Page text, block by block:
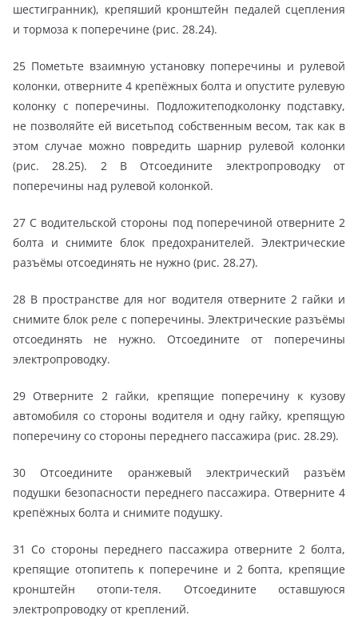
шестигранник), крепяший кронштейн педалей сцепления
и тормоза к поперечине (рис. 28.24).
25 Пометьте взаимную установку поперечины и рулевой
колонки, отверните 4 крепёжных болта и опустите рулевую
колонку с поперечины. Подложитеподколонку подставку,
не позволяйте ей висетьпод собственным весом, так как в
этом случае можно повредить шарнир рулевой колонки
(рис. 28.25). 2 В Отсоедините электропроводку от
поперечины над рулевой колонкой.
27 С водительской стороны под поперечиной отверните 2
болта и снимите блок предохранителей. Электрические
разъёмы отсоединять не нужно (рис. 28.27).
28 В пространстве для ног водителя отверните 2 гайки и
снимите блок реле с поперечины. Электрические разъёмы
отсоединять не нужно. Отсоедините от поперечины
электропроводку.
29 Отверните 2 гайки, крепящие поперечину к кузову
автомобиля со стороны водителя и одну гайку, крепящую
поперечину со стороны переднего пассажира (рис. 28.29).
30 Отсоедините оранжевый электрический разъём
подушки безопасности переднего пассажира. Отверните 4
крепёжных болта и снимите подушку.
31 Со стороны переднего пассажира отверните 2 болта,
крепящие отопитепь к поперечине и 2 бопта, крепящие
кронштейн отопи-теля. Отсоедините оставшуюся
электропроводку от креплений.